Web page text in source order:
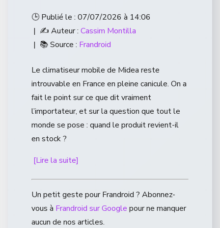
🕒 Publié le : 07/07/2026 à 14:06
| ✍️ Auteur : Cassim Montilla
| 📚 Source : Frandroid
Le climatiseur mobile de Midea reste
introuvable en France en pleine canicule. On a
fait le point sur ce que dit vraiment
l’importateur, et sur la question que tout le
monde se pose : quand le produit revient-il
en stock ?
[Lire la suite]
Un petit geste pour Frandroid ? Abonnez-
vous à Frandroid sur Google pour ne manquer
aucun de nos articles.